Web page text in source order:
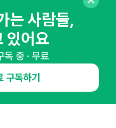
는 사람들,
있어요
중 · 무료
구독하기